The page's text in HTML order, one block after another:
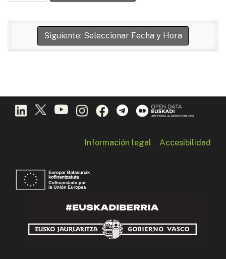
Siguiente: Seleccionar Fecha y Hora
Información legal Accesibilidad